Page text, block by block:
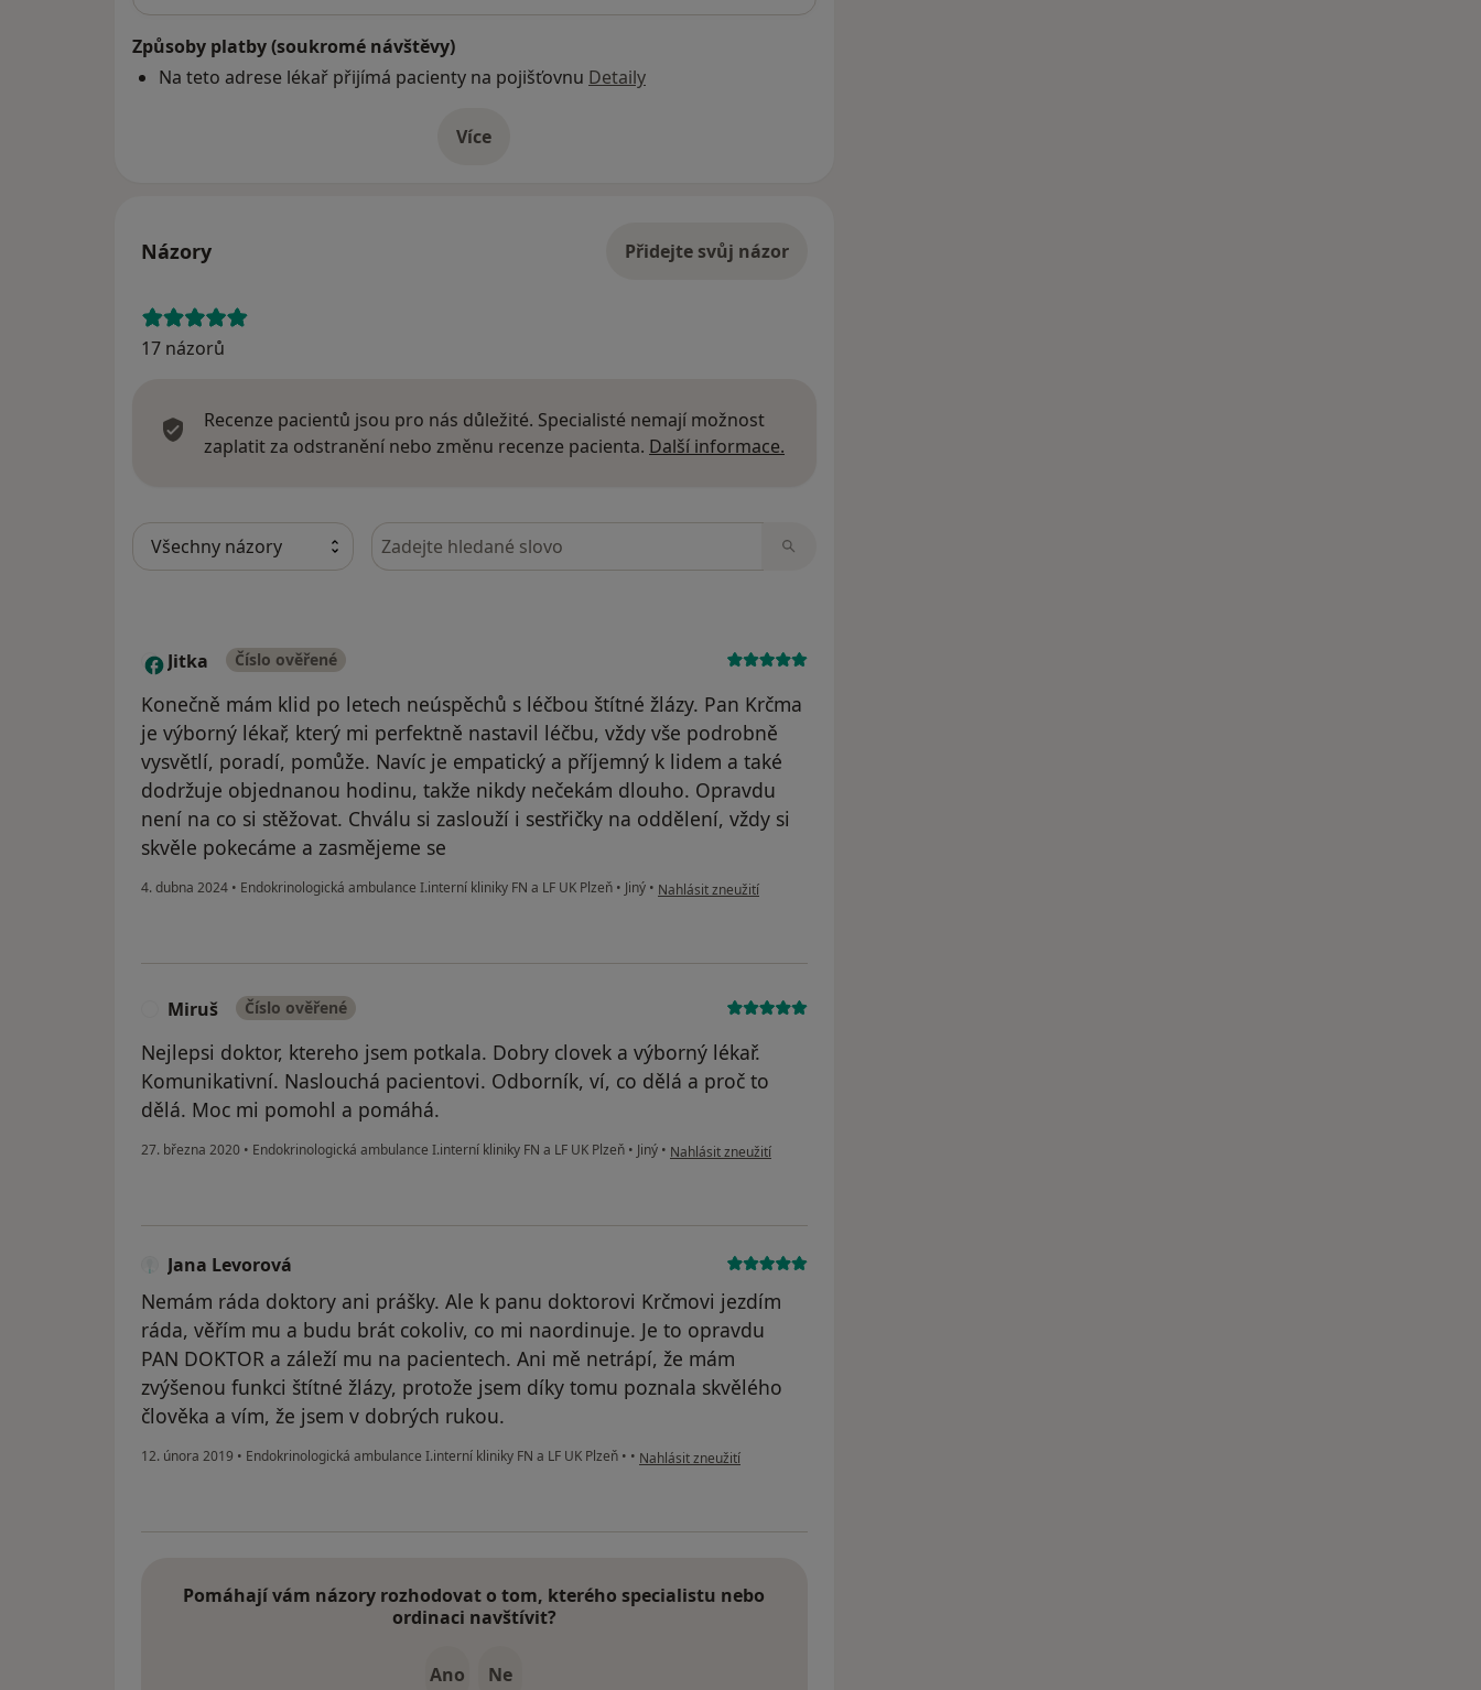
Způsoby platby (soukromé návštěvy)
Na teto adrese lékař přijímá pacienty na pojišťovnu Detaily
Víceo adrese
Názory Přidejte svůj názor
17 názorů
Recenze pacientů jsou pro nás důležité. Specialisté nemají možnost
zaplatit za odstranění nebo změnu recenze pacienta. Další informace.
Hledejte v názorech
J Jitka Číslo ověřené
Konečně mám klid po letech neúspěchů s léčbou štítné žlázy. Pan Krčma
je výborný lékař, který mi perfektně nastavil léčbu, vždy vše podrobně
vysvětlí, poradí, pomůže. Navíc je empatický a příjemný k lidem a také
dodržuje objednanou hodinu, takže nikdy nečekám dlouho. Opravdu
není na co si stěžovat. Chválu si zaslouží i sestřičky na oddělení, vždy si
skvěle pokecáme a zasmějeme se
4. dubna 2024 • Endokrinologická ambulance I.interní kliniky FN a LF UK Plzeň • Jiný • podle názoru uživatele Jitka
Nahlásit zneužití
Miruš Číslo ověřené
Nejlepsi doktor, ktereho jsem potkala. Dobry clovek a výborný lékař.
Komunikativní. Naslouchá pacientovi. Odborník, ví, co dělá a proč to
dělá. Moc mi pomohl a pomáhá.
27. března 2020 • Endokrinologická ambulance I.interní kliniky FN a LF UK Plzeň • Jiný • podle názoru uživatele Miruš
Nahlásit zneužití
Jana Levorová
Nemám ráda doktory ani prášky. Ale k panu doktorovi Krčmovi jezdím
ráda, věřím mu a budu brát cokoliv, co mi naordinuje. Je to opravdu
PAN DOKTOR a záleží mu na pacientech. Ani mě netrápí, že mám
zvýšenou funkci štítné žlázy, protože jsem díky tomu poznala skvělého
člověka a vím, že jsem v dobrých rukou.
12. února 2019 • Endokrinologická ambulance I.interní kliniky FN a LF UK Plzeň • • podle názoru uživatele Jana Levorová
Nahlásit zneužití
Pomáhají vám názory rozhodovat o tom, kterého specialistu nebo
ordinaci navštívit?
Ano Ne